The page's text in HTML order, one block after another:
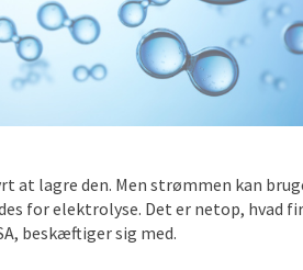
at lagre den. Men strømmen kan
for elektrolyse. Det er netop, hvad
beskæftiger sig med.